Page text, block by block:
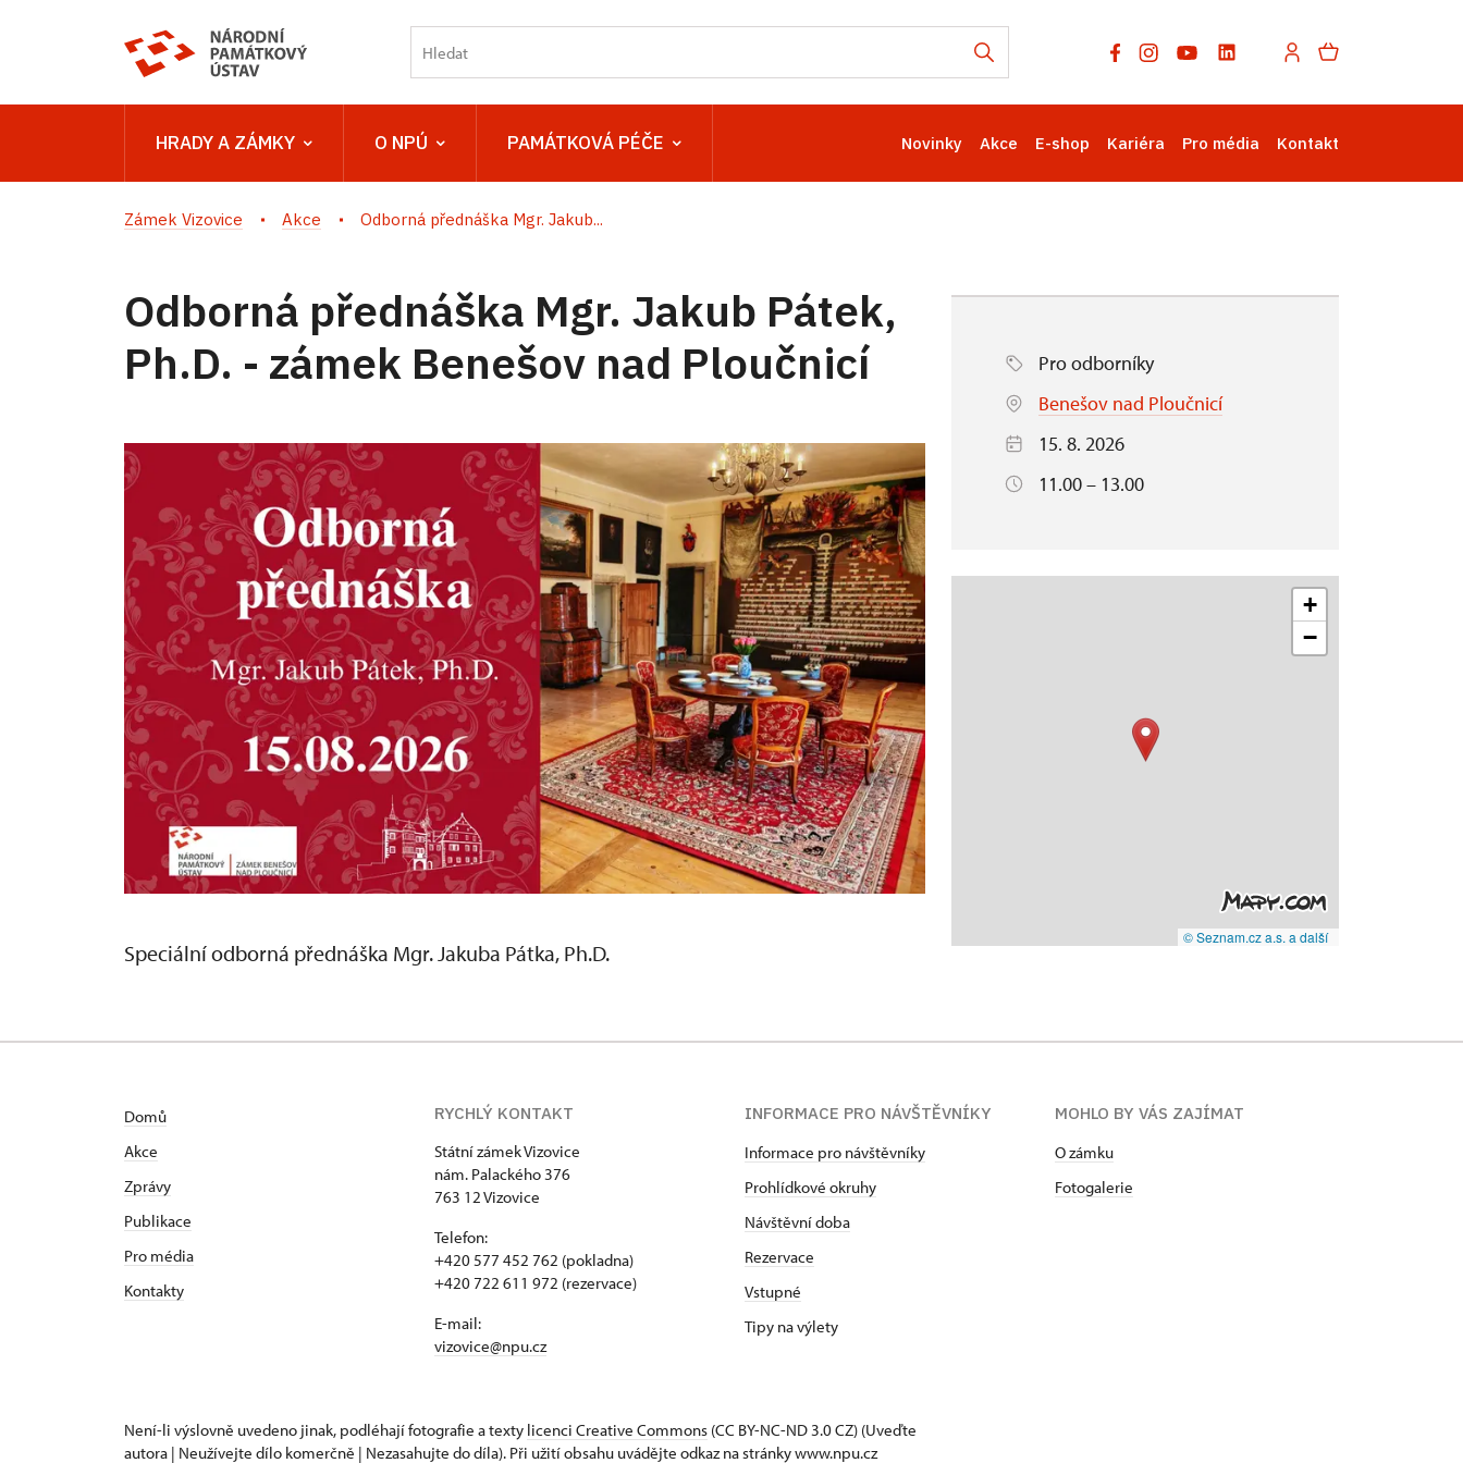
HRADY A ZÁMKY O NPÚ PAMÁTKOVÁ PÉČE Novinky Akce E-shop Kariéra Pro média Kontakt
Zámek Vizovice Akce Odborná přednáška Mgr. Jakub...
Odborná přednáška Mgr. Jakub Pátek,
Ph.D. - zámek Benešov nad Ploučnicí
Speciální odborná přednáška Mgr. Jakuba Pátka, Ph.D.
Pro odborníky
Benešov nad Ploučnicí
15. 8. 2026
11.00 – 13.00
+
−
© Seznam.cz a.s. a další
Domů
Akce
Zprávy
Publikace
Pro média
Kontakty
RYCHLÝ KONTAKT
Státní zámek Vizovice
nám. Palackého 376
763 12 Vizovice
Telefon:
+420 577 452 762 (pokladna)
+420 722 611 972 (rezervace)
E-mail:
vizovice@npu.cz
INFORMACE PRO NÁVŠTĚVNÍKY
Informace pro návštěvníky
Prohlídkové okruhy
Návštěvní doba
Rezervace
Vstupné
Tipy na výlety
MOHLO BY VÁS ZAJÍMAT
O zámku
Fotogalerie
Není-li výslovně uvedeno jinak, podléhají fotografie a texty licenci Creative Commons (CC BY-NC-ND 3.0 CZ) (Uveďte
autora | Neužívejte dílo komerčně | Nezasahujte do díla). Při užití obsahu uvádějte odkaz na stránky www.npu.cz